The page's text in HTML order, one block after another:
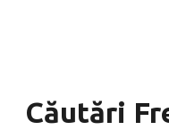
Căutări